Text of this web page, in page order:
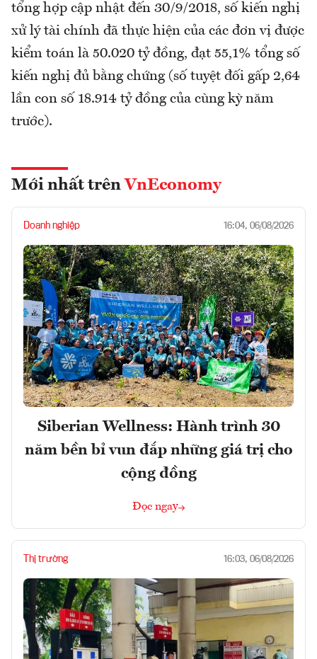
tổng hợp cập nhật đến 30/9/2018, số kiến nghị
xử lý tài chính đã thực hiện của các đơn vị được
kiểm toán là 50.020 tỷ đồng, đạt 55,1% tổng số
kiến nghị đủ bằng chứng (số tuyệt đối gấp 2,64
lần con số 18.914 tỷ đồng của cùng kỳ năm
trước).
Mới nhất trên VnEconomy
Doanh nghiệp 16:04, 06/08/2026
Siberian Wellness: Hành trình 30
năm bền bỉ vun đắp những giá trị cho
cộng đồng
Đọc ngay
Thị trường 16:03, 06/08/2026